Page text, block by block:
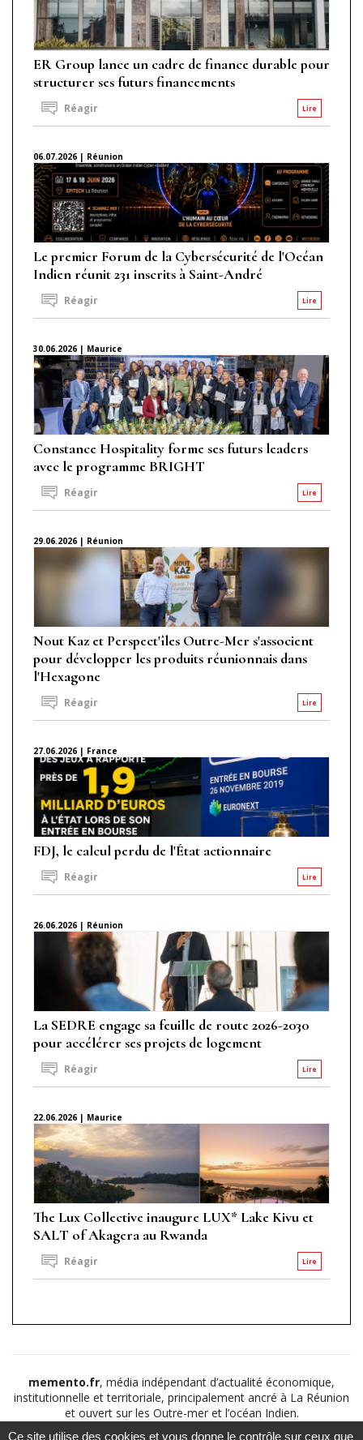
ER Group lance un cadre de finance durable pour
structurer ses futurs financements
Lire
Réagir
06.07.2026 | Réunion
Le premier Forum de la Cybersécurité de l'Océan
Indien réunit 231 inscrits à Saint-André
Lire
Réagir
30.06.2026 | Maurice
Constance Hospitality forme ses futurs leaders
avec le programme BRIGHT
Lire
Réagir
29.06.2026 | Réunion
Nout Kaz et Perspect'îles Outre-Mer s'associent
pour développer les produits réunionnais dans
l'Hexagone
Lire
Réagir
27.06.2026 | France
FDJ, le calcul perdu de l'État actionnaire
Lire
Réagir
26.06.2026 | Réunion
La SEDRE engage sa feuille de route 2026-2030
pour accélérer ses projets de logement
Lire
Réagir
22.06.2026 | Maurice
The Lux Collective inaugure LUX* Lake Kivu et
SALT of Akagera au Rwanda
Lire
Réagir
memento.fr, média indépendant d’actualité économique,
institutionnelle et territoriale, principalement ancré à La Réunion
et ouvert sur les Outre-mer et l’océan Indien.
Ce site utilise des cookies et vous donne le contrôle sur ceux que